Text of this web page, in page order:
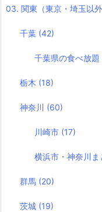
03. 関東（東京・埼玉以外
千葉 (42)
千葉県の食べ放
栃木 (18)
神奈川 (60)
川崎市 (17)
横浜市・神奈川ま
群馬 (20)
茨城 (19)